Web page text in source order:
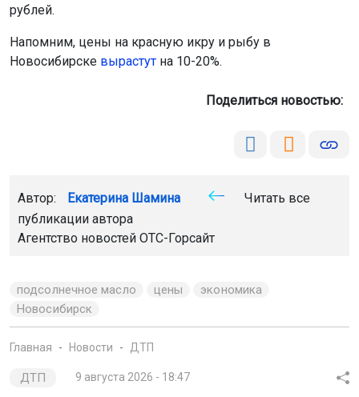
рублей.
Напомним, цены на красную икру и рыбу в
Новосибирске вырастут на 10-20%.
Поделиться новостью:
Автор: Екатерина Шамина
Читать все
публикации автора
Агентство новостей ОТС-Горсайт
подсолнечное масло цены
экономика
Новосибирск
Главная Новости ДТП
ДТП 9 августа 2026 - 18:47